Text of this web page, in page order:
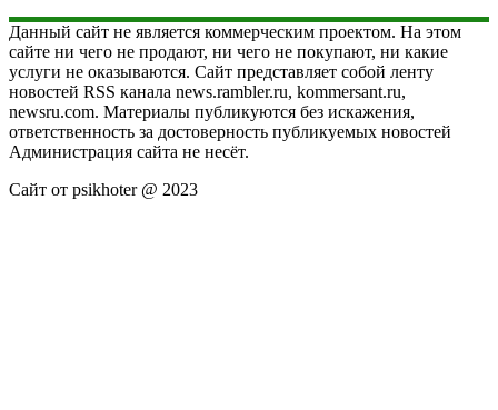
Данный сайт не является коммерческим проектом. На этом
сайте ни чего не продают, ни чего не покупают, ни какие
услуги не оказываются. Сайт представляет собой ленту
новостей RSS канала news.rambler.ru, kommersant.ru,
newsru.com. Материалы публикуются без искажения,
ответственность за достоверность публикуемых новостей
Администрация сайта не несёт.
Сайт от psikhoter @ 2023